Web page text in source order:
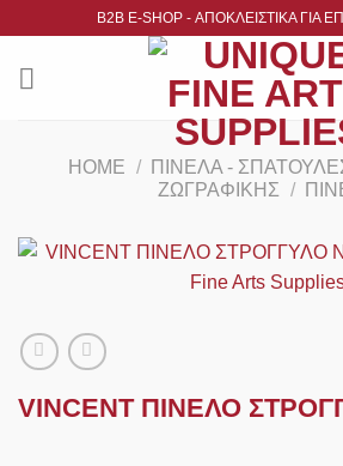
περιεχόμενο
B2B Ε-SHOP - ΑΠΟΚΛΕΙΣΤΙΚΑ ΓΙΑ
HOME /
ΠΙΝΈΛΑ -
ΖΩΓΡΑΦΙΚΉΣ /
VINCENT ΠΙΝΕΛΟ